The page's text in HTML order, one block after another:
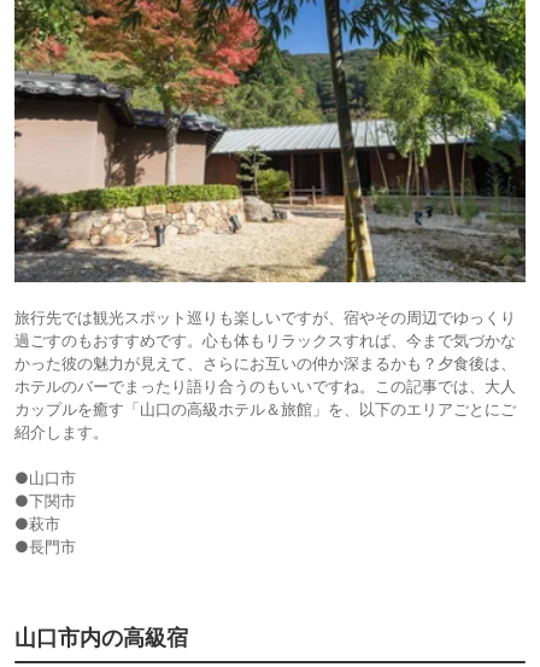
旅行先では観光スポット巡りも楽しいですが、宿やその周辺でゆっくり
過ごすのもおすすめです。心も体もリラックスすれば、今まで気づかな
かった彼の魅力が見えて、さらにお互いの仲か深まるかも？夕食後は、
ホテルのバーでまったり語り合うのもいいですね。この記事では、大人
カップルを癒す「山口の高級ホテル＆旅館」を、以下のエリアごとにご
紹介します。
●山口市
●下関市
●萩市
●長門市
山口市内の高級宿